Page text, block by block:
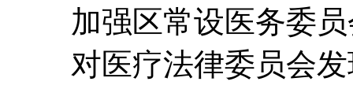
加强区常设医务委
对医疗法律委员会